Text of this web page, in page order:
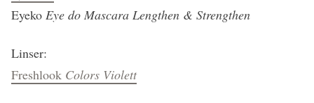
Eyeko Eye do Mascara Lengthen & Strengthen
Linser:
Freshlook Colors Violett